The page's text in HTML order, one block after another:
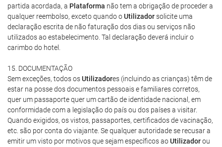
partida acordada, a Plataforma não tem a obrigação de proceder a
qualquer reembolso, exceto quando oUtilizadorsolicite uma
declaração escrita de não faturação dos dias ou serviços não
utilizados ao estabelecimento. Tal declaração deverá incluir o
carimbo do hotel.
15. DOCUMENTAÇÃO
Sem exceções, todos osUtilizadores (incluindo as crianças) têm de
estar na posse dos documentos pessoais e familiares corretos,
quer um passaporte quer um cartão de identidade nacional, em
conformidade com a legislação do país ou dos países a visitar.
Quando exigidos, os vistos, passaportes, certificados de vacinação,
etc. são por conta do viajante. Se qualquer autoridade se recusar a
emitir um visto por motivos que sejam específicos aoUtilizadorou